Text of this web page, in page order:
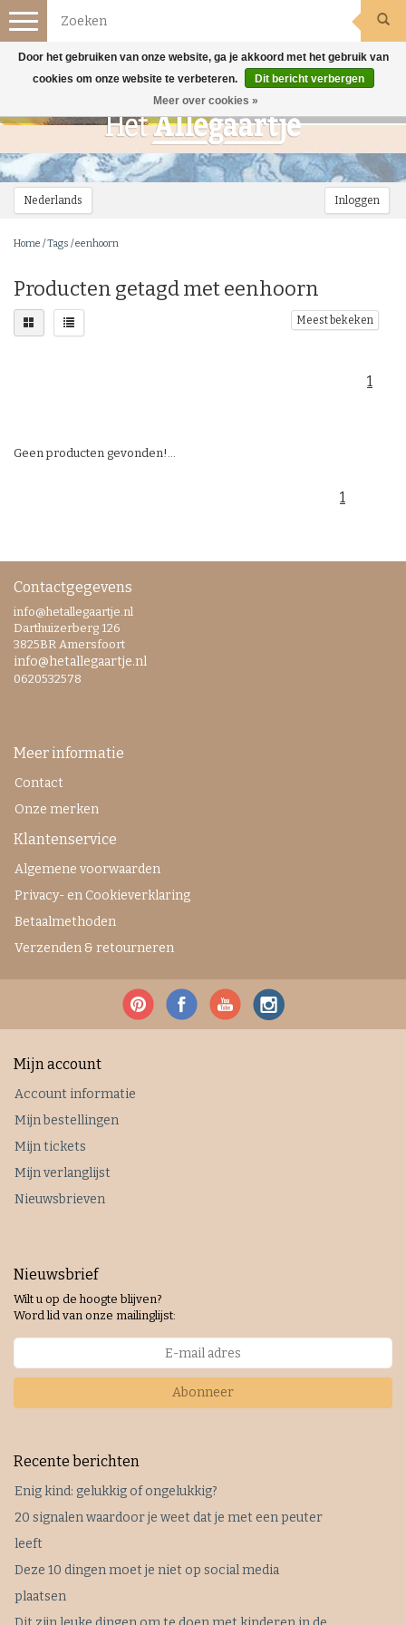
Nederlands Inloggen
Toggle
navigation
Home /Tags /eenhoorn
Producten getagd met eenhoorn
Meest bekeken
1
Geen producten gevonden!...
1
Contactgegevens
info@hetallegaartje.nl
Darthuizerberg 126
3825BR Amersfoort
info@hetallegaartje.nl
0620532578
Meer informatie
Contact
Onze merken
Klantenservice
Algemene voorwaarden
Privacy- en Cookieverklaring
Betaalmethoden
Verzenden & retourneren
Mijn account
Account informatie
Mijn bestellingen
Mijn tickets
Mijn verlanglijst
Nieuwsbrieven
Nieuwsbrief
Wilt u op de hoogte blijven?
Word lid van onze mailinglijst:
Abonneer
Recente berichten
Enig kind: gelukkig of ongelukkig?
20 signalen waardoor je weet dat je met een peuter
leeft
Deze 10 dingen moet je niet op social media
plaatsen
Door het gebruiken van onze website, ga je akkoord met het gebruik van
cookies om onze website te verbeteren.
Dit bericht verbergen
Meer over cookies »